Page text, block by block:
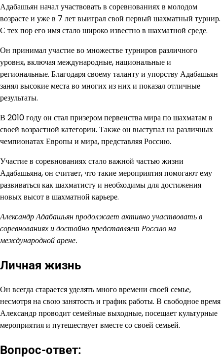
Адабашьян начал участвовать в соревнованиях в молодом
возрасте и уже в 7 лет выиграл свой первый шахматный турнир.
С тех пор его имя стало широко известно в шахматной среде.
Он принимал участие во множестве турниров различного
уровня, включая международные, национальные и
региональные. Благодаря своему таланту и упорству Адабашьян
занял высокие места во многих из них и показал отличные
результаты.
В 2010 году он стал призером первенства мира по шахматам в
своей возрастной категории. Также он выступал на различных
чемпионатах Европы и мира, представляя Россию.
Участие в соревнованиях стало важной частью жизни
Адабашьяна, он считает, что такие мероприятия помогают ему
развиваться как шахматисту и необходимы для достижения
новых высот в шахматной карьере.
Александр Адабашьян продолжает активно участвовать в
соревнованиях и достойно представляет Россию на
международной арене.
Личная жизнь
Он всегда старается уделять много времени своей семье,
несмотря на свою занятость и график работы. В свободное время
Александр проводит семейные выходные, посещает культурные
мероприятия и путешествует вместе со своей семьей.
Вопрос-ответ: